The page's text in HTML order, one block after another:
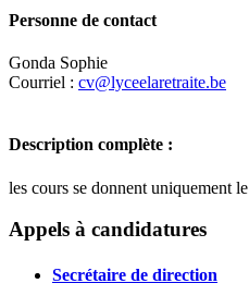
Personne de contact
Gonda Sophie
Courriel : cv@lyceelaretraite.be
Description complète :
les cours se donnent uniquement
LYCEE LA
+
Leaflet|
Appels à candidatures
Secrétaire de direction